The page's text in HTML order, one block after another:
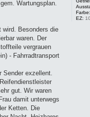
Farbe:
EZ:
Wartungsplan.
wird. Besonders die
waren. Der
vergrauen
- Fahrradtransport
exzellent.
gut. Wir waren
damit unterwegs
Ketten. Die